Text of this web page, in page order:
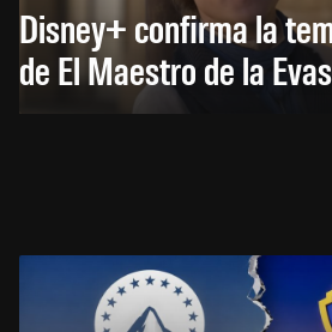
Disney+ confirma la
de El Maestro de la